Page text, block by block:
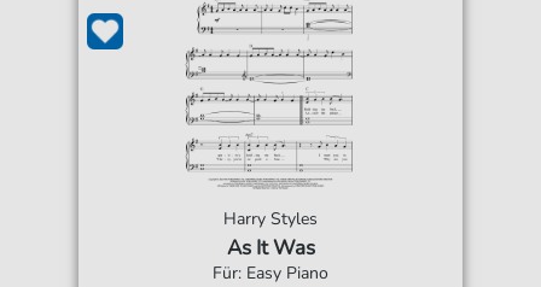
Harry Styles
As It Was
Für: Easy Piano